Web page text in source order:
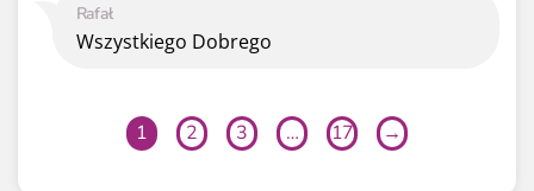
Rafał
Wszystkiego Dobrego
1 2 3 … 17 →